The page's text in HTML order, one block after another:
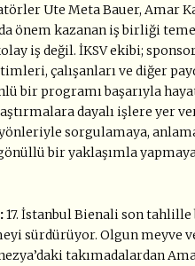
Ute Meta Bauer, Amar
önem kazanan iş birliği
iş değil. İKSV ekibi;
çalışanları ve diğer
bir programı başarıyla
dayalı işlere yer
sorgulamaya,
bir yaklaşımla
17. İstanbul Bienali son
sürdürüyor. Olgun meyve
takımadalardan